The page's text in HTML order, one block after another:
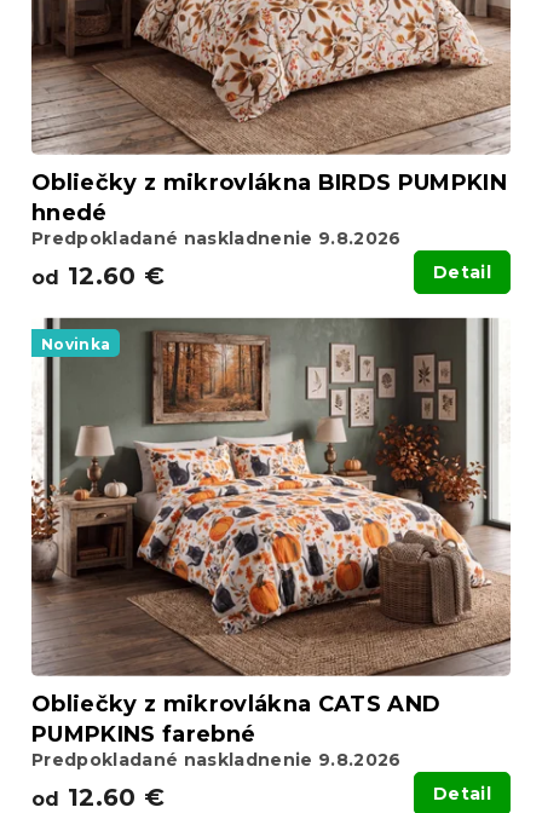
o
u
k
o
Obliečky z mikrovlákna BIRDS PUMPKIN
hnedé
Predpokladané naskladnenie 9.8.2026
od 12.60 € Detail
Novinka
Obliečky z mikrovlákna CATS AND
PUMPKINS farebné
Predpokladané naskladnenie 9.8.2026
od 12.60 € Detail